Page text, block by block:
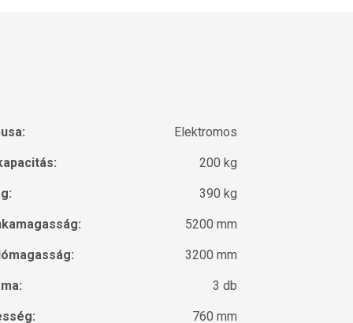
Elektromos
200 kg
390 kg
5200 mm
3200 mm
3 db
760 mm